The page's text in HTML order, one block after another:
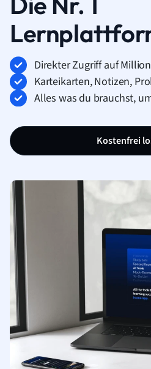
Direkter Zugriff auf
Karteikarten, Notizen,
Alles was du brauchst,
Kostenfrei